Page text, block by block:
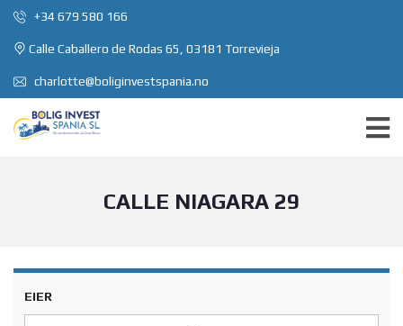
+34 679 580 166
Calle Caballero de Rodas 65, 03181 Torrevieja
charlotte@boliginvestspania.no
CALLE NIAGARA 29
EIER